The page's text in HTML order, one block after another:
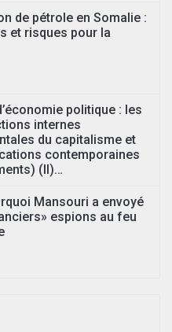
de pétrole en Somalie :
et risques pour la
politique : les
internes
du capitalisme et
contemporaines
(II)…
Mansouri a envoyé
espions au feu